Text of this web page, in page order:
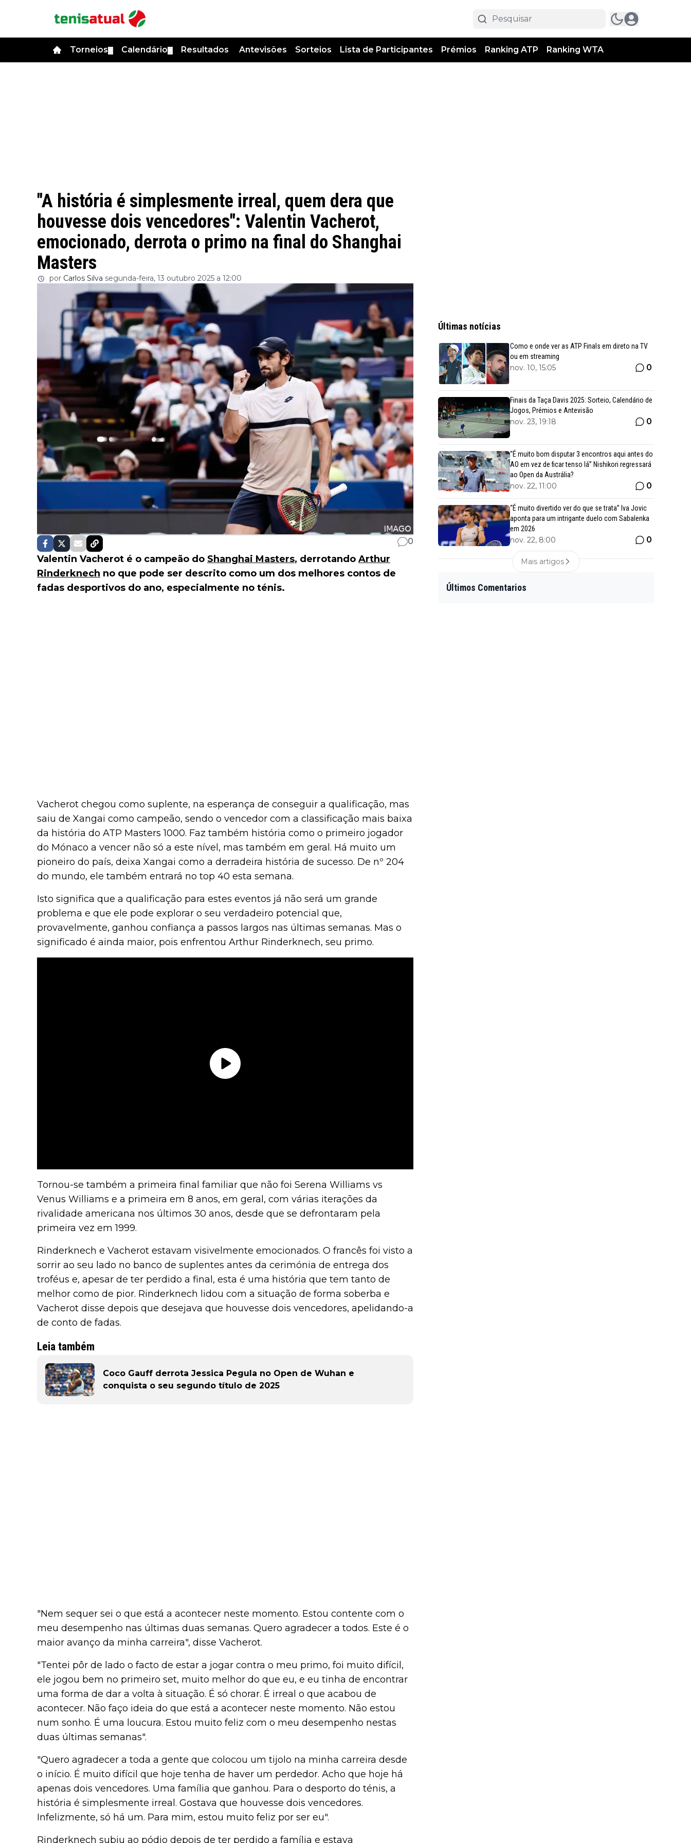
Torneios Calendário Resultados Antevisões Sorteios Lista de Participantes Prémios Ranking ATP Ranking WTA
"A história é simplesmente irreal, quem dera que
houvesse dois vencedores": Valentin Vacherot,
emocionado, derrota o primo na final do Shanghai
Masters
por Carlos Silva segunda-feira, 13 outubro 2025 a 12:00
0
Valentin Vacherot é o campeão do Shanghai Masters, derrotando Arthur
Rinderknech no que pode ser descrito como um dos melhores contos de
fadas desportivos do ano, especialmente no ténis.
Vacherot chegou como suplente, na esperança de conseguir a qualificação, mas
saiu de Xangai como campeão, sendo o vencedor com a classificação mais baixa
da história do ATP Masters 1000. Faz também história como o primeiro jogador
do Mónaco a vencer não só a este nível, mas também em geral. Há muito um
pioneiro do país, deixa Xangai como a derradeira história de sucesso. De nº 204
do mundo, ele também entrará no top 40 esta semana.
Isto significa que a qualificação para estes eventos já não será um grande
problema e que ele pode explorar o seu verdadeiro potencial que,
provavelmente, ganhou confiança a passos largos nas últimas semanas. Mas o
significado é ainda maior, pois enfrentou Arthur Rinderknech, seu primo.
Tornou-se também a primeira final familiar que não foi Serena Williams vs
Venus Williams e a primeira em 8 anos, em geral, com várias iterações da
rivalidade americana nos últimos 30 anos, desde que se defrontaram pela
primeira vez em 1999.
Rinderknech e Vacherot estavam visivelmente emocionados. O francês foi visto a
sorrir ao seu lado no banco de suplentes antes da cerimónia de entrega dos
troféus e, apesar de ter perdido a final, esta é uma história que tem tanto de
melhor como de pior. Rinderknech lidou com a situação de forma soberba e
Vacherot disse depois que desejava que houvesse dois vencedores, apelidando-a
de conto de fadas.
Leia também
Coco Gauff derrota Jessica Pegula no Open de Wuhan e
conquista o seu segundo título de 2025
"Nem sequer sei o que está a acontecer neste momento. Estou contente com o
meu desempenho nas últimas duas semanas. Quero agradecer a todos. Este é o
maior avanço da minha carreira", disse Vacherot.
"Tentei pôr de lado o facto de estar a jogar contra o meu primo, foi muito difícil,
ele jogou bem no primeiro set, muito melhor do que eu, e eu tinha de encontrar
uma forma de dar a volta à situação. É só chorar. É irreal o que acabou de
acontecer. Não faço ideia do que está a acontecer neste momento. Não estou
num sonho. É uma loucura. Estou muito feliz com o meu desempenho nestas
duas últimas semanas".
"Quero agradecer a toda a gente que colocou um tijolo na minha carreira desde
o início. É muito difícil que hoje tenha de haver um perdedor. Acho que hoje há
apenas dois vencedores. Uma família que ganhou. Para o desporto do ténis, a
história é simplesmente irreal. Gostava que houvesse dois vencedores.
Infelizmente, só há um. Para mim, estou muito feliz por ser eu".
Rinderknech subiu ao pódio depois de ter perdido a família e estava
Últimas notícias
Como e onde ver as ATP Finals em direto na TV
ou em streaming
nov. 10, 15:05 0
Finais da Taça Davis 2025: Sorteio, Calendário de
Jogos, Prémios e Antevisão
nov. 23, 19:18 0
“É muito bom disputar 3 encontros aqui antes do
AO em vez de ficar tenso lá” Nishikori regressará
ao Open da Austrália?
nov. 22, 11:00 0
“É muito divertido ver do que se trata” Iva Jovic
aponta para um intrigante duelo com Sabalenka
em 2026
nov. 22, 8:00 0
Mais artigos
Últimos Comentarios